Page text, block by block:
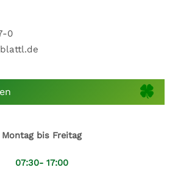
0
Montag bis Freitag
07:30- 17:00